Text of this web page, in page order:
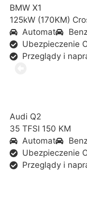
BMW X1
125kW (170KM)
Automat
Ubezpieczenie
Przeglądy i
Audi Q2
35 TFSI 150 KM
Automat
Ubezpieczenie
Przeglądy i